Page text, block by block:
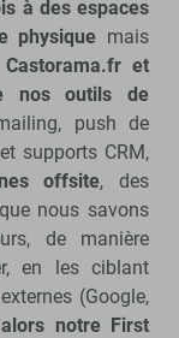
à des espaces
physique mais
et
nos outils de
push de
supports CRM,
offsite, des
nous savons
de manière
en les ciblant
(Google,
notre First